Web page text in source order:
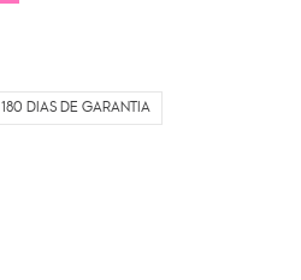
180 DIAS DE GARANTIA